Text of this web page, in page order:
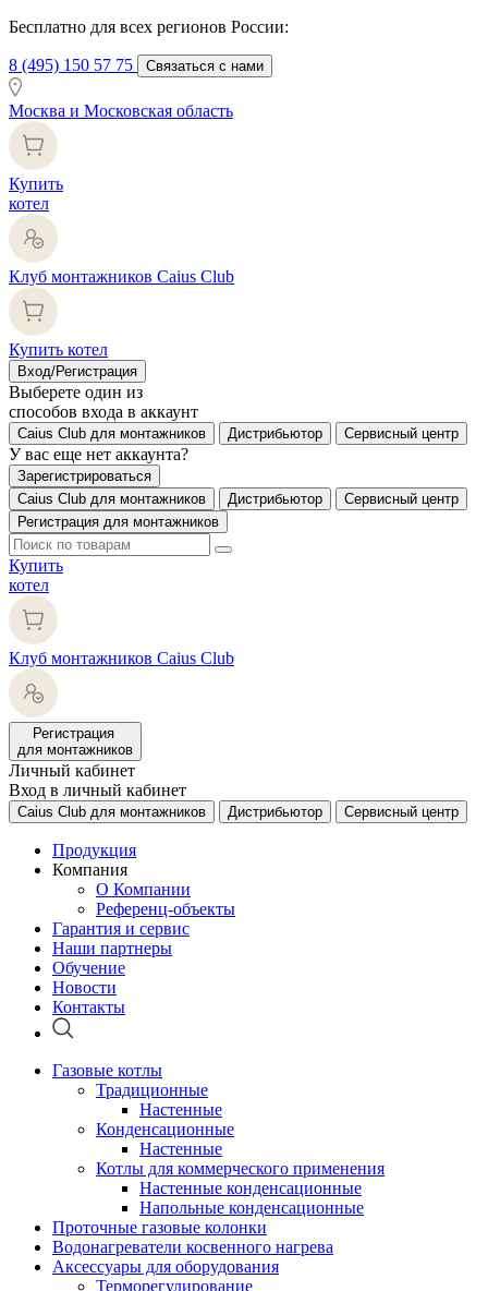
Бесплатно для всех регионов России:
8 (495) 150 57 75 Связаться с нами
Москва и Московская область
Купить
котел
Клуб монтажников Caius Club
Купить котел
Вход/Регистрация
Выберете один из
способов входа в аккаунт
Caius Club для монтажников Дистрибьютор Сервисный центр
У вас еще нет аккаунта?
Зарегистрироваться
Caius Club для монтажников
Дистрибьютор
Сервисный центр
Регистрация для монтажников
Купить
котел
Клуб монтажников Caius Club
Регистрация
для монтажников
Личный кабинет
Вход в личный кабинет
Caius Club для монтажников Дистрибьютор Сервисный центр
Продукция
Компания
О Компании
Референц-объекты
Гарантия и сервис
Наши партнеры
Обучение
Новости
Контакты
Газовые котлы
Традиционные
Настенные
Конденсационные
Настенные
Котлы для коммерческого применения
Настенные конденсационные
Напольные конденсационные
Проточные газовые колонки
Водонагреватели косвенного нагрева
Аксессуары для оборудования
Терморегулирование